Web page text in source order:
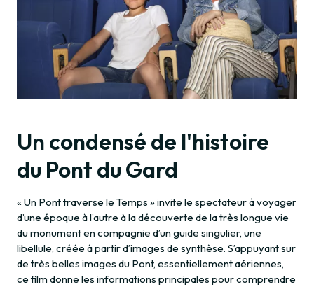
Un condensé de l'histoire
du Pont du Gard
« Un Pont traverse le Temps » invite le spectateur à voyager
d’une époque à l’autre à la découverte de la très longue vie
du monument en compagnie d’un guide singulier, une
libellule, créée à partir d’images de synthèse. S’appuyant sur
de très belles images du Pont, essentiellement aériennes,
ce film donne les informations principales pour comprendre